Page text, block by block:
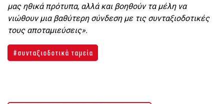
μας ηθικά πρότυπα, αλλά και βοηθούν τα μέλη να
νιώθουν μια βαθύτερη σύνδεση με τις συνταξιοδοτικές
τους αποταμιεύσεις».
συνταξιοδοτικά ταμεία